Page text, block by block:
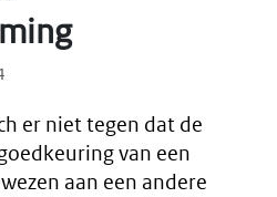
er niet tegen dat de
van een
aan een andere